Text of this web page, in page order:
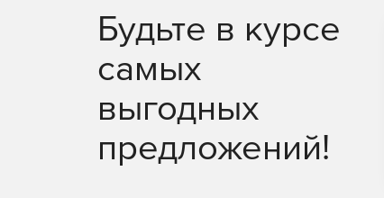
Будьте в курсе
самых
выгодных
предложений!